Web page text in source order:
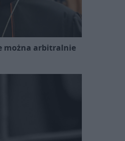
można arbitralnie